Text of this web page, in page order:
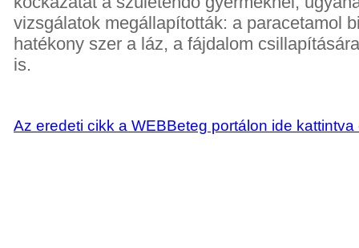
vizsgálatok megállapították: a paracetamol
hatékony szer a láz, a fájdalom
is.
Az eredeti cikk a WEBBeteg portálon ide